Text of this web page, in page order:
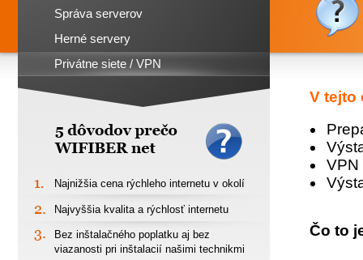
V tejto
VPN
Čo to
Správa serverov
Herné servery
Privátne siete / VPN
5 dôvodov prečo
WIFIBER net
1. Najnižšia cena rýchleho internetu v okolí
2. Najvyššia kvalita a rýchlosť internetu
3.
Bez inštalačného poplatku aj bez
viazanosti pri inštalacií našimi technikmi